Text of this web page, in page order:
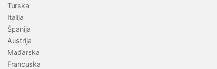
Turska
Italija
Španija
Austrija
Mađarska
Francuska